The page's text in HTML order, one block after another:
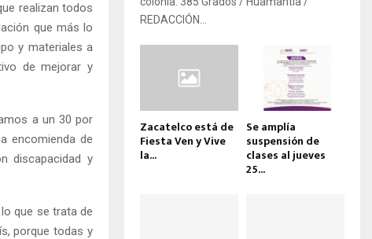
realizan todos
que más lo
y materiales a
de mejorar y
a un 30 por
encomienda de
discapacidad y
que se trata de
porque todas y
REDACCIÓN...
Zacatelco está de
Fiesta Ven y Vive
la...
Se amplía
suspensión de
clases al jueves
25...